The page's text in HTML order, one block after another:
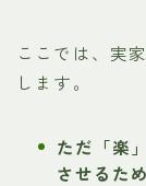
ここでは、実
します。
ただ「楽
させるた